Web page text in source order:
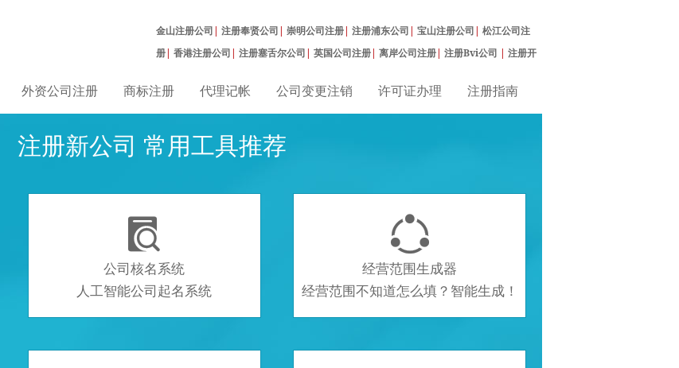
金山注册公司 | 注册奉贤公司 | 崇明公司注册| 注册浦东公司 | 宝山注册公司 | 松江公司注
册| 香港注册公司 | 注册塞舌尔公司 | 英国公司注册| 离岸公司注册| 注册Bvi公司 | 注册开
外资公司注册 商标注册 代理记帐 公司变更注销 许可证办理 注册指南
注册新公司 常用工具推荐

公司核名系统
人工智能公司起名系统

经营范围生成器
经营范围不知道怎么填？智能生成！